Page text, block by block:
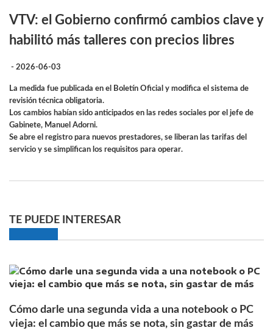
VTV: el Gobierno confirmó cambios clave y
habilitó más talleres con precios libres
- 2026-06-03
La medida fue publicada en el Boletín Oficial y modifica el sistema de
revisión técnica obligatoria.
Los cambios habían sido anticipados en las redes sociales por el jefe de
Gabinete, Manuel Adorni.
Se abre el registro para nuevos prestadores, se liberan las tarifas del
servicio y se simplifican los requisitos para operar.
TE PUEDE INTERESAR
Cómo darle una segunda vida a una notebook o PC
vieja: el cambio que más se nota, sin gastar de más